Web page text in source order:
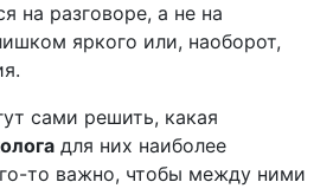
на разговоре, а не на
яркого или, наоборот,
сами решить, какая
для них наиболее
то важно, чтобы между ними